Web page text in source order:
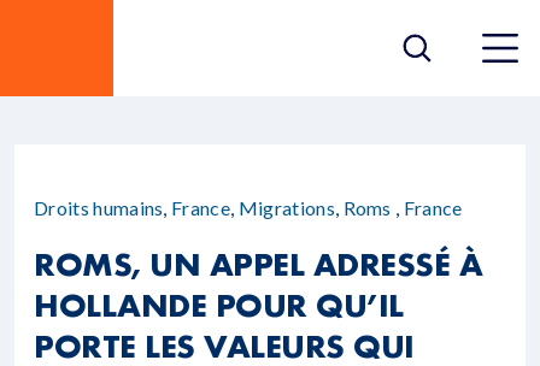
Droits humains, France, Migrations, Roms , France
ROMS, UN APPEL ADRESSÉ À
HOLLANDE POUR QU’IL
PORTE LES VALEURS QUI